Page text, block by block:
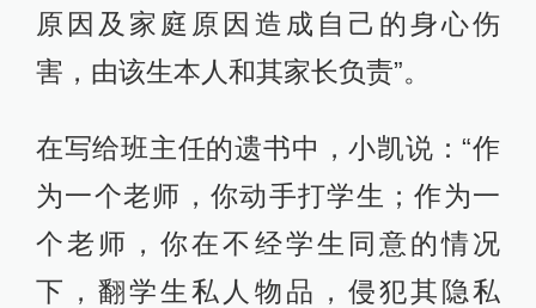
原因及家庭原因造成自己的身心伤
害，由该生本人和其家长负责”。
在写给班主任的遗书中，小凯说：“作
为一个老师，你动手打学生；作为一
个老师，你在不经学生同意的情况
下，翻学生私人物品，侵犯其隐私